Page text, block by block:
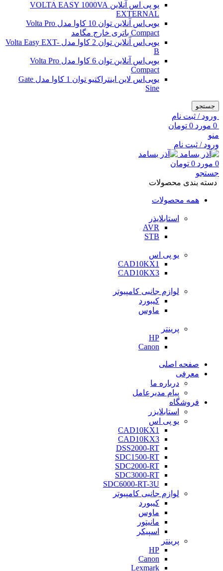
یو پی اس آنلاین VOLTA EASY 1000VA
EXTERNAL
یو‌پی‌اس آنلاین توان 10 کاوا مدل Volta Pro
Compact باتری خارج مگامد
یو‌پی‌اس آنلاین توان 2 کاوا مدل Volta Easy EXT-
B
یو‌پی‌اس آنلاین توان 6 کاوا مدل Volta Pro
Compact
یو‌پی‌اس لاین اینتراکتیو توان 1 کاوا مدل Gate
Sine
جستجو
ورود / ثبت نام
0 مورد 0 تومان
منو
ورود / ثبت نام
0 مورد 0 تومان
جستجو
دسته بندی محصولات
همه محصولات
استابلایذر
AVR
STB
یو پی اس
CAD10KX1
CAD10KX3
لوازم جانبی کامپیوتر
کیبورد
ماوس
پرینتر
HP
Canon
صفحه اصلی
معرفی
درباره ما
پیام مدیرعامل
فروشگاه
استابلایزر
یو پی اس
CAD10KX1
CAD10KX3
DSS2000-RT
SDC1500-RT
SDC2000-RT
SDC3000-RT
SDC6000-RT-3U
لوازم جانبی کامپیوتر
کیبورد
ماوس
مانیتور
اسپیکر
پرینتر
HP
Canon
Lexmark